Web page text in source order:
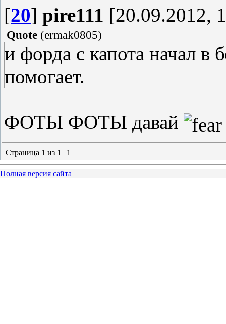
[20] pire111 [20.09.2012,
Quote (ermak0805)
и форда с капота начал в
помогает.
ФОТЫ ФОТЫ давай
Страница 1 из 1 1
Полная версия сайта